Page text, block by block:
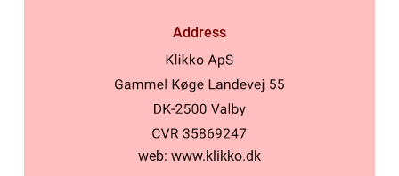
Address
web: www.klikko.dk